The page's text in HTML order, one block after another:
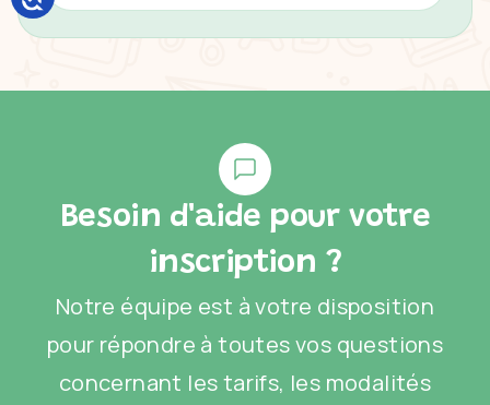
Besoin d'aide pour votre
inscription ?
Notre équipe est à votre disposition
pour répondre à toutes vos questions
concernant les tarifs, les modalités